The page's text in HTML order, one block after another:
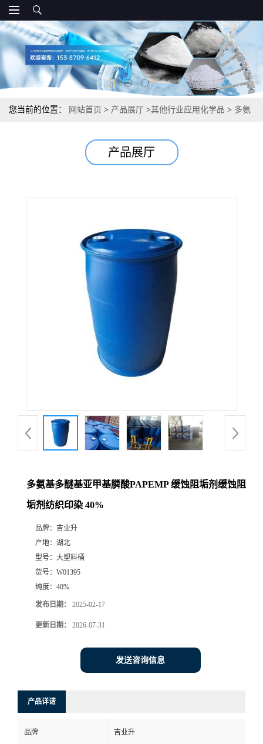
您当前的位置： 网站首页 > 产品展厅 >其他行业应用化学品 > 多氨
产品展厅
多氨基多醚基亚甲基膦酸PAPEMP 缓蚀阻垢剂缓蚀阻
垢剂纺织印染 40%
品牌： 吉业升
产地： 湖北
型号： 大塑料桶
货号： W01395
纯度： 40%
发布日期： 2025-02-17
更新日期： 2026-07-31
发送咨询信息
产品详请
品牌 吉业升